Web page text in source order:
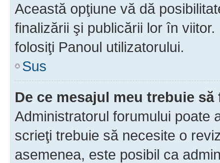
Această opţiune vă dă
finalizării şi publicării lor în
folosiţi Panoul utilizatorului.
Sus
De ce mesajul meu trebuie
Administratorul forumului poate
scrieţi trebuie să necesite o
asemenea, este posibil ca